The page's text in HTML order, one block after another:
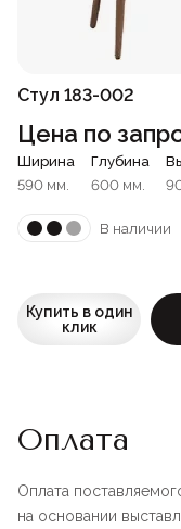
Стул 183-002
Цена по
Ширина
590 мм.
Глубина
600 мм.
В наличии
Купить в один
клик
Оплата
Оплата
на основании